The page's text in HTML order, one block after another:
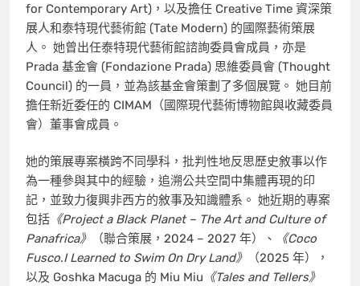
for Contemporary Art)，以及擔任 Creative Time 資深策
展人和泰特現代藝術館 (Tate Modern) 的國際藝術策展
人。 她曾出任泰特現代藝術館諮詢委員會成員，亦是
Prada 基金會 (Fondazione Prada) 思維委員會 (Thought
Council) 的一員，並為該基金會策劃了多個展覽。 她目前
擔任新近委任的 CIMAM（國際現代藝術博物館與收藏委員
會）董事會成員。
她的策展專案橫跨不同學科，批判性地反思歷史敘事以作
為一種參與其中的經驗，追溯公共空間中集體再現的印
記，並致力復興非西方的敘事及知識體系。 她近期的專案
包括 《Project a Black Planet – The Art and Culture of
Panafrica》
（聯合策展，2024 – 2027 年）、
《Coco
Fusco.I Learned to Swim On Dry Land》
（2025 年），
以及 Goshka Macuga 的 Miu Miu 《Tales and Tellers》